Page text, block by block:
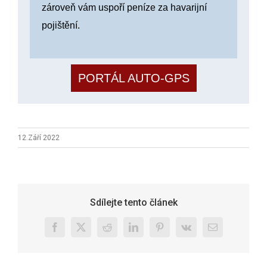
zároveň vám uspoří peníze za havarijní
pojištění.
PORTÁL AUTO-GPS
12.Září 2022
Sdílejte tento článek
Facebook
X RedditLinkedInPinterest
Vk
E-